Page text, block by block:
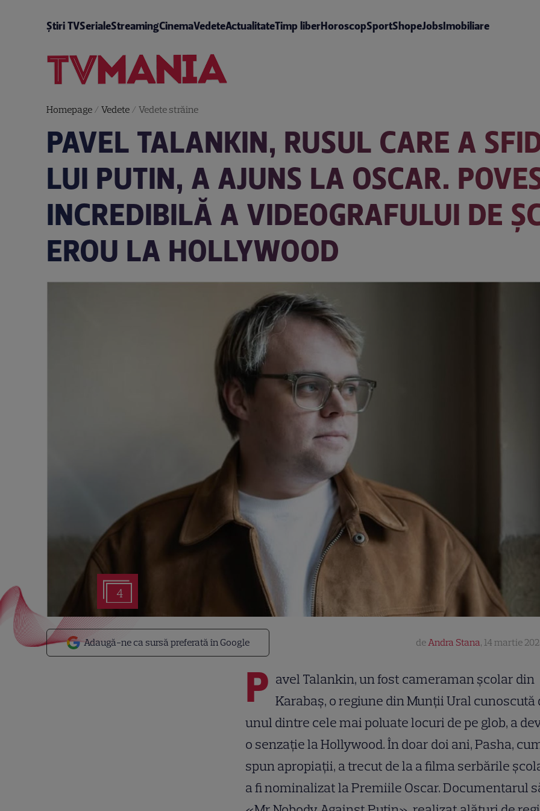
Știri TVSerialeStreamingCinemaVedeteActualitateTimp liberHoroscopSportShopeJobsImobiliare
Homepage/ Vedete/ Vedete străine
PAVEL TALANKIN, RUSUL CARE A
LUI PUTIN, A AJUNS LA OSCAR.
INCREDIBILĂ A VIDEOGRAFULUI DE
EROU LA HOLLYWOOD
4
Adaugă-ne ca sursă preferată în Google deAndra Stana, 14 martie
P avel Talankin, un fost cameraman școlar din
Karabaș, o regiune din Munții Ural cunoscută
unul dintre cele mai poluate locuri de pe glob, a
o senzație la Hollywood. În doar doi ani, Pasha,
spun apropiații, a trecut de la a filma serbările
a fi nominalizat la Premiile Oscar. Documentarul